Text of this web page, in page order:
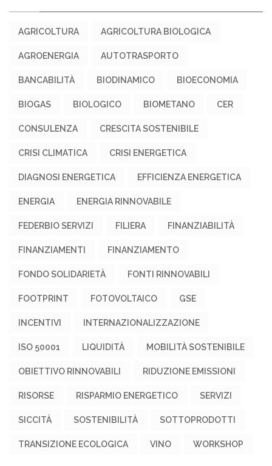
AGRICOLTURA AGRICOLTURA BIOLOGICA
AGROENERGIA AUTOTRASPORTO
BANCABILITÀ BIODINAMICO BIOECONOMIA
BIOGAS BIOLOGICO BIOMETANO CER
CONSULENZA CRESCITA SOSTENIBILE
CRISI CLIMATICA CRISI ENERGETICA
DIAGNOSI ENERGETICA EFFICIENZA ENERGETICA
ENERGIA ENERGIA RINNOVABILE
FEDERBIO SERVIZI FILIERA FINANZIABILITÀ
FINANZIAMENTI FINANZIAMENTO
FONDO SOLIDARIETÀ FONTI RINNOVABILI
FOOTPRINT FOTOVOLTAICO GSE
INCENTIVI INTERNAZIONALIZZAZIONE
ISO 50001 LIQUIDITÀ MOBILITÀ SOSTENIBILE
OBIETTIVO RINNOVABILI RIDUZIONE EMISSIONI
RISORSE RISPARMIO ENERGETICO SERVIZI
SICCITÀ SOSTENIBILITÀ SOTTOPRODOTTI
TRANSIZIONE ECOLOGICA VINO WORKSHOP